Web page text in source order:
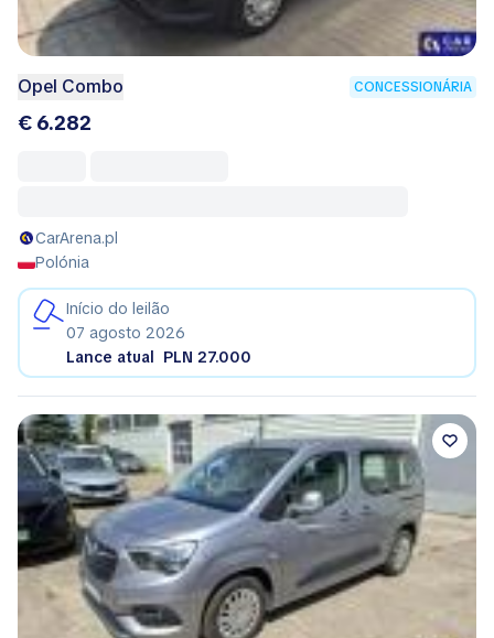
Opel Combo CONCESSIONÁRIA
€ 6.282
CarArena.pl
Polónia
Início do leilão
07 agosto 2026
Lance atual
PLN 27.000